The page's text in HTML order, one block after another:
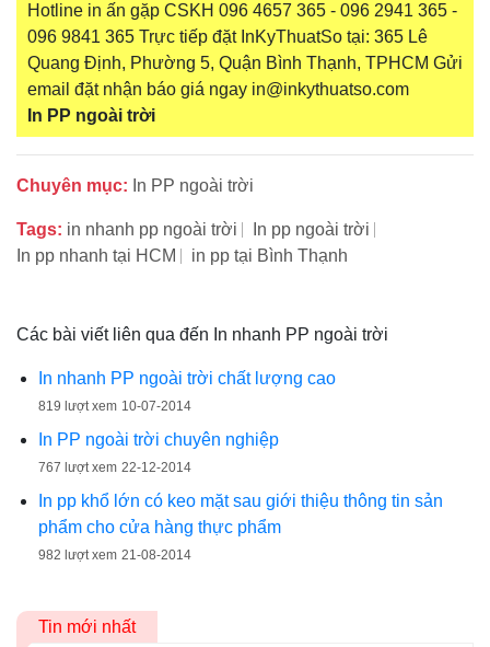
Hotline in ấn gặp CSKH 096 4657 365 - 096 2941 365 -
096 9841 365 Trực tiếp đặt InKyThuatSo tại: 365 Lê
Quang Định, Phường 5, Quận Bình Thạnh, TPHCM Gửi
email đặt nhận báo giá ngay in@inkythuatso.com
In PP ngoài trời
Chuyên mục: In PP ngoài trời
Tags: in nhanh pp ngoài trời
In pp ngoài trời
In pp nhanh tại HCM
in pp tại Bình Thạnh
Các bài viết liên qua đến In nhanh PP ngoài trời
In nhanh PP ngoài trời chất lượng cao
819 lượt xem 10-07-2014
In PP ngoài trời chuyên nghiệp
767 lượt xem 22-12-2014
In pp khổ lớn có keo mặt sau giới thiệu thông tin sản
phẩm cho cửa hàng thực phẩm
982 lượt xem 21-08-2014
Tin mới nhất